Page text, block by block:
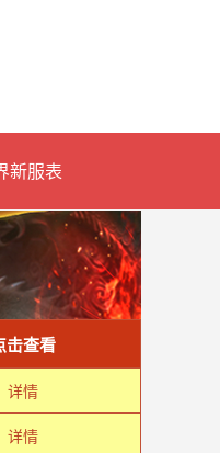
新服表
击查看
详情
详情